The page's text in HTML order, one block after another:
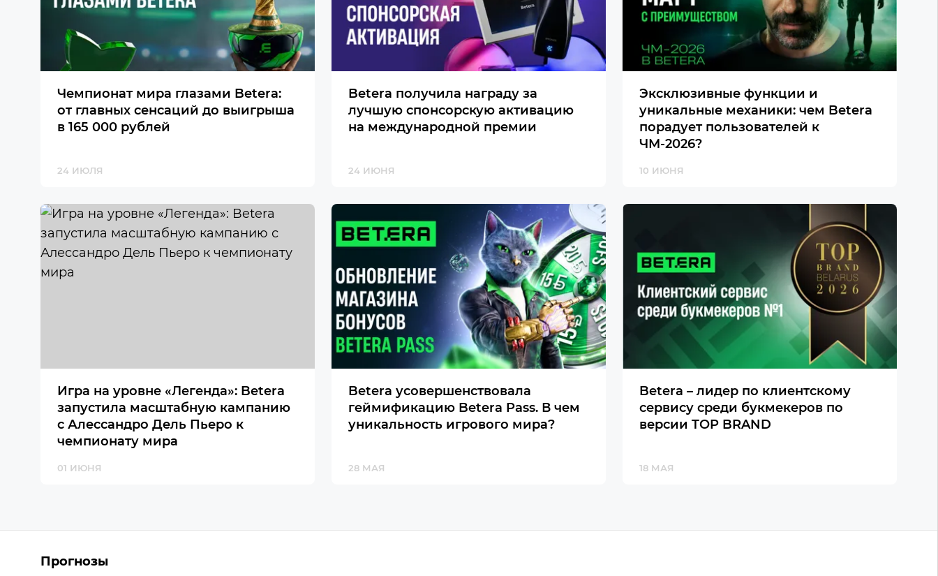
Чемпионат мира глазами Betera:
от главных сенсаций до выигрыша
в 165 000 рублей
24 ИЮЛЯ
Betera получила награду за
лучшую спонсорскую активацию
на международной премии
24 ИЮНЯ
Эксклюзивные функции и
уникальные механики: чем Betera
порадует пользователей к
ЧМ-2026?
10 ИЮНЯ
Игра на уровне «Легенда»: Betera
запустила масштабную кампанию
с Алессандро Дель Пьеро к
чемпионату мира
01 ИЮНЯ
Betera усовершенствовала
геймификацию Betera Pass. В чем
уникальность игрового мира?
28 МАЯ
Betera – лидер по клиентскому
сервису среди букмекеров по
версии TOP BRAND
18 МАЯ
Прогнозы